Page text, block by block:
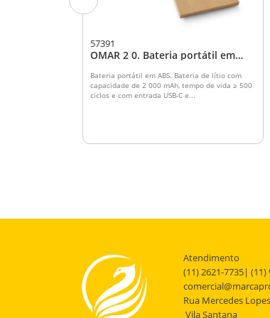
57391
OMAR 2 0. Bateria portátil em
Bateria portátil em ABS. Bateria de lítio com
capacidade de 2 000 mAh, tempo de vida ≥ 500
ciclos e com entrada USB-C e...
Atendimento
(11) 2621-7735| (11)
Rua Mercedes
Vila Santana